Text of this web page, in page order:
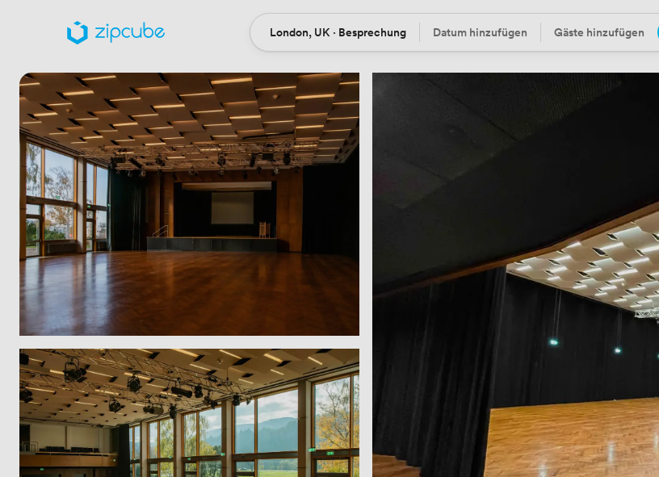
OrtLondon, UK · Besprechung Datum
Datum hinzufügen Gäste
Gäste hinzufügen